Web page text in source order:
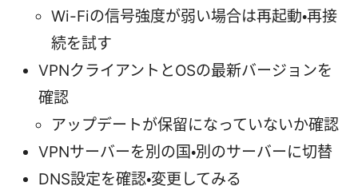
Wi-Fiの信号強度が弱い場合は再起動・再接
続を試す
VPNクライアントとOSの最新バージョンを
確認
アップデートが保留になっていないか確認
VPNサーバーを別の国・別のサーバーに切替
DNS設定を確認・変更してみる